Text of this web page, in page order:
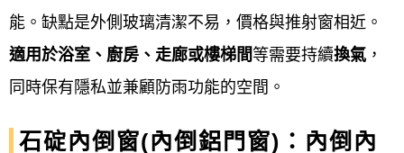
面，並確保水平與垂直，例如使用
膨脹螺栓或固定片。
填縫與密封 ：: 使用發泡膠填滿窗框
能。缺點是外側玻璃清潔不易，價格與推射窗相近。
適用於浴室、廚房、走廊或樓梯間等需要持續換氣 ，
同時保有隱私並兼顧防雨功能的空間。
石碇內倒窗(內倒鋁門窗)：內倒內